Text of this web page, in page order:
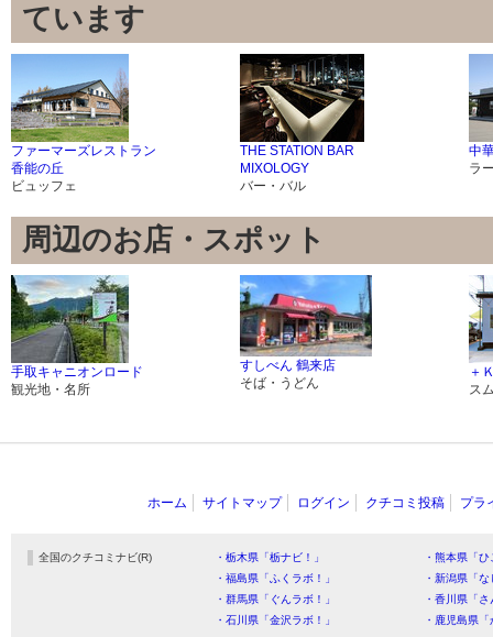
ています
ファーマーズレストラン
香能の丘
ビュッフェ
THE STATION BAR
MIXOLOGY
バー・バル
中
ラ
周辺のお店・スポット
手取キャニオンロード
観光地・名所
すしべん 鶴来店
そば・うどん
＋
ス
ホーム サイトマップ ログイン クチコミ投稿 プラ
全国のクチコミナビ(R) ・栃木県「栃ナビ！」
・熊本県「
・福島県「ふくラボ！」
・新潟県「
・群馬県「ぐんラボ！」
・香川県「
・石川県「金沢ラボ！」
・鹿児島県